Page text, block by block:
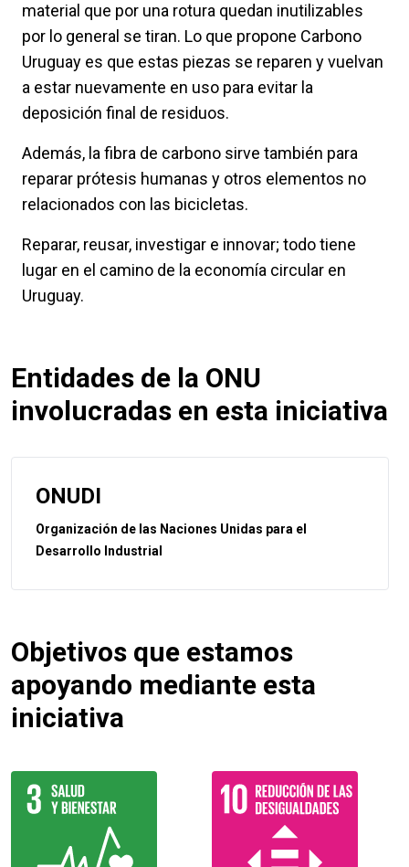
material que por una rotura quedan inutilizables
por lo general se tiran. Lo que propone Carbono
Uruguay es que estas piezas se reparen y vuelvan
a estar nuevamente en uso para evitar la
deposición final de residuos.
Además, la fibra de carbono sirve también para
reparar prótesis humanas y otros elementos no
relacionados con las bicicletas.
Reparar, reusar, investigar e innovar; todo tiene
lugar en el camino de la economía circular en
Uruguay.
Entidades de la ONU
involucradas en esta iniciativa
ONUDI
Organización de las Naciones Unidas para el
Desarrollo Industrial
Objetivos que estamos
apoyando mediante esta
iniciativa